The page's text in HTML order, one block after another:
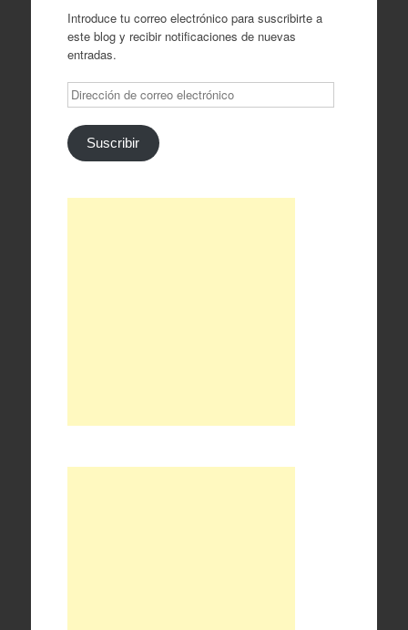
Introduce tu correo electrónico para suscribirte a
este blog y recibir notificaciones de nuevas
entradas.
Dirección
de
correo
electrónico
Suscribir